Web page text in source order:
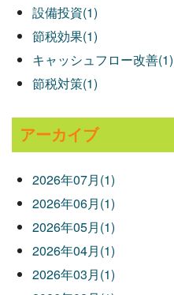
設備投資(1)
節税効果(1)
キャッシュフロー改善(1)
節税対策(1)
アーカイブ
2026年07月(1)
2026年06月(1)
2026年05月(1)
2026年04月(1)
2026年03月(1)